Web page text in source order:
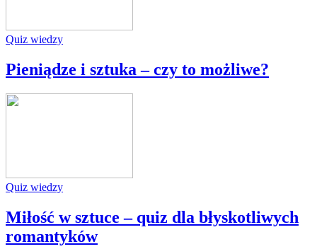
Quiz wiedzy
Pieniądze i sztuka – czy to możliwe?
Quiz wiedzy
Miłość w sztuce – quiz dla błyskotliwych
romantyków